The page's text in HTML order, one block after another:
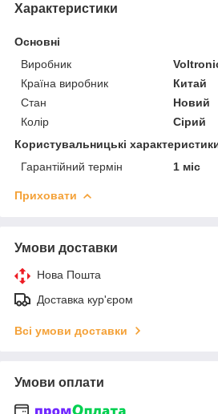
Характеристики
Основні
Виробник
Країна виробник
Китай
Стан
Новий
Колір
Сірий
Користувальницькі
Гарантійний термін
1 міс
Приховати
Умови доставки
Нова Пошта
Доставка кур'єром
Всі умови доставки
Умови оплати